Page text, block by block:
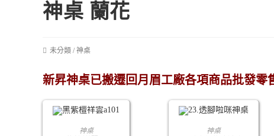
神桌 蘭花
未分類 / 神桌
新昇神桌已搬遷回月眉工廠各項商品批發
查看內容
神桌 查看內容
神桌